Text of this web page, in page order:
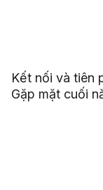
Kết nối và tiên
Gặp mặt cuối